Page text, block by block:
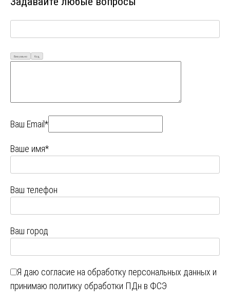
Визуально Код
Ваш Email*
Ваше имя*
Ваш телефон
Ваш город
Я даю согласие на обработку персональных данных и
принимаю политику обработки ПДн в ФСЭ